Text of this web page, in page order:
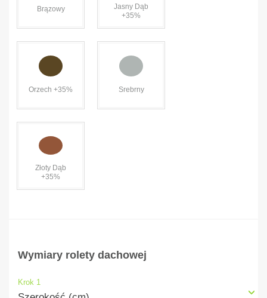
Brązowy
Jasny Dąb
+35%
Orzech +35% Srebrny
Złoty Dąb
+35%
Wymiary rolety dachowej
Krok 1